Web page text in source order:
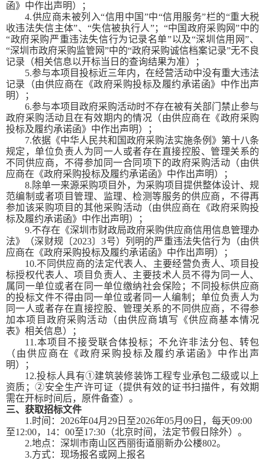
函》中作出声明）；
4.供应商未被列入“信用中国”中“信用服务”栏的“重大税
收违法失信主体”、“失信被执行人”；“中国政府采购网”中的
“政府采购严重违法失信行为记录名单”以及“深圳信用网”、
“深圳市政府采购监管网”中的“政府采购诚信档案记录”无不良
记录（相关信息以开标当日的查询结果为准）；
5.参与本项目投标近三年内，在经营活动中没有重大违法
记录（由供应商在《政府采购投标及履约承诺函》中作出声
明）；
6.参与本项目政府采购活动时不存在被有关部门禁止参与
政府采购活动且在有效期内的情况（由供应商在《政府采购
投标及履约承诺函》中作出声明）；
7.依据《中华人民共和国政府采购法实施条例》第十八条
规定，单位负责人为同一人或者存在直接控股、管理关系的
不同供应商，不得参加同一合同项下的政府采购活动（由供
应商在《政府采购投标及履约承诺函》中作出声明）；
8.除单一来源采购项目外，为采购项目提供整体设计、规
范编制或者项目管理、监理、检测等服务的供应商，不得再
参加该采购项目的其他采购活动（由供应商在《政府采购投
标及履约承诺函》中作出声明）；
9.不存在《深圳市财政局政府采购供应商信用信息管理办
法》（深财规〔2023〕3号）列明的严重违法失信行为（由供
应商在《政府采购投标及履约承诺函》中作出声明）；
10.不同供应商的法定代表人、主要经营负责人、项目投
标授权代表人、项目负责人、主要技术人员不得为同一人、
属同一单位或者在同一单位缴纳社会保险；不同投标供应商
的投标文件不得由同一单位或者同一人编制；单位负责人为
同一人或者存在直接控股、管理关系的不同供应商，不得参
加本项目政府采购活动（由供应商填写《供应商基本情况
表》相关信息）；
11 .本项目不接受联合体投标；不允许非法分包、转包
（由供应商在《政府采购投标及履约承诺函》中作出声
明）
；
12.投标人具有①建筑装修装饰工程专业承包二级或以上
资质；②安全生产许可证（提供有效的证书扫描件，有效期
需在开标时间后，原件备查）。
三、获取招标文件
1.时间：2026年04月 29 日至2026年05月 09 日，每天09:00
至12:00，14：00至1 7:30（北京时间，法定节假日除外）。
2.地点：深圳市南山区西丽街道丽新办公楼802。
3.方式：现场报名或网上报名